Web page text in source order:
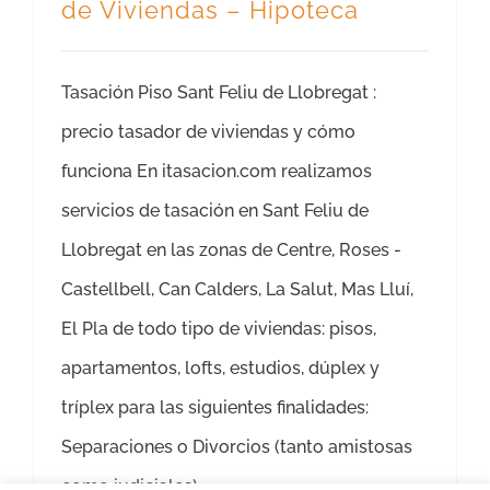
de Viviendas – Hipoteca
Tasación Piso Sant Feliu de Llobregat :
precio tasador de viviendas y cómo
funciona En itasacion.com realizamos
servicios de tasación en Sant Feliu de
Llobregat en las zonas de Centre, Roses -
Castellbell, Can Calders, La Salut, Mas Lluí,
El Pla de todo tipo de viviendas: pisos,
apartamentos, lofts, estudios, dúplex y
tríplex para las siguientes finalidades:
Separaciones o Divorcios (tanto amistosas